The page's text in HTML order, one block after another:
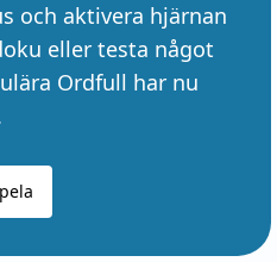
och aktivera hjärnan
eller testa något
Ordfull har nu